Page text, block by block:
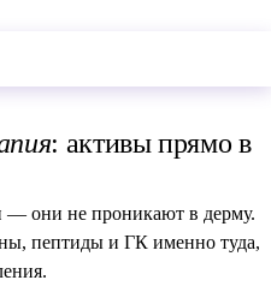
: активы прямо в
— они не проникают в дерму.
пептиды и ГК именно туда,